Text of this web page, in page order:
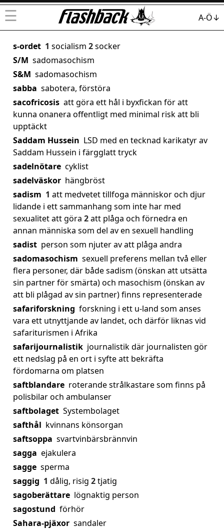
☰ A-Ö↓
s-ordet 1 socialism 2socker
S/M sadomasochism
S&M sadomasochism
sabba sabotera, förstöra
sacofricosis att göra ett hål i byxfickan för att
kunna onanera offentligt med minimal risk att bli
upptäckt
Saddam Hussein LSD med en tecknad karikatyr av
Saddam Hussein i färgglatt tryck
sadelnötare cyklist
sadelväskor hängbröst
sadism 1 att medvetet tillfoga människor och djur
lidande i ett sammanhang som inte har med
sexualitet att göra 2att plåga och förnedra en
annan människa som del av en sexuell handling
sadist person som njuter av att plåga andra
sadomasochism sexuell preferens mellan två eller
flera personer, där både sadism (önskan att utsätta
sin partner för smärta) och masochism (önskan av
att bli plågad av sin partner) finns representerade
safariforskning forskning i ett u-land som anses
vara ett utnyttjande av landet, och därför liknas vid
safariturismen i Afrika
safarijournalistik journalistik där journalisten gör
ett nedslag på en ort i syfte att bekräfta
fördomarna om platsen
saftblandare roterande strålkastare som finns på
polisbilar och ambulanser
saftbolaget Systembolaget
safthål kvinnans könsorgan
saftsoppa svartvinbärsbrännvin
sagga ejakulera
sagge sperma
saggig 1 dålig, risig 2tjatig
sagoberättare lögnaktig person
sagostund förhör
Sahara-pjäxor sandaler